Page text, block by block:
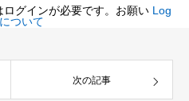
グインが必要です。お願い Log
ついて
次の記事